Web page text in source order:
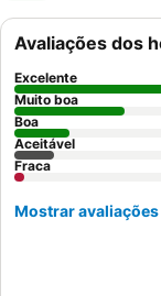
Avaliações dos
Excelente
Muito boa
Boa
Aceitável
Fraca
Mostrar avaliações